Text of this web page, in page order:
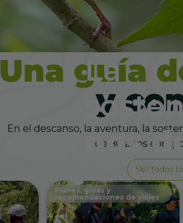
La
nos
Conoce nuestro
En el descanso, la aventura, la
de 80 años
Ver todos
Planes, guías y
recomendaciones de viajes